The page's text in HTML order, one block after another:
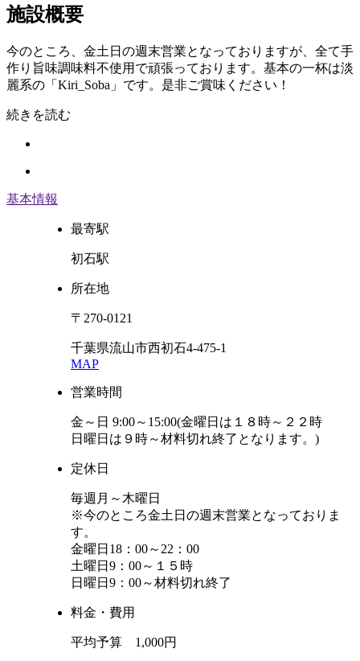
施設概要
今のところ、金土日の週末営業となっておりますが、全て手
作り旨味調味料不使用で頑張っております。基本の一杯は淡
麗系の「Kiri_Soba」です。是非ご賞味ください！
続きを読む
基本情報
最寄駅
初石駅
所在地
〒270-0121
千葉県流山市西初石4-475-1
MAP
営業時間
金～日 9:00～15:00(金曜日は１８時～２２時
日曜日は９時～材料切れ終了となります。)
定休日
毎週月～木曜日
※今のところ金土日の週末営業となっておりま
す。
金曜日18：00～22：00
土曜日9：00～１５時
日曜日9：00～材料切れ終了
料金・費用
平均予算 1,000円